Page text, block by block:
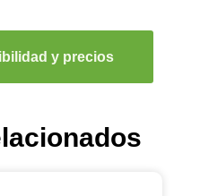
y precios